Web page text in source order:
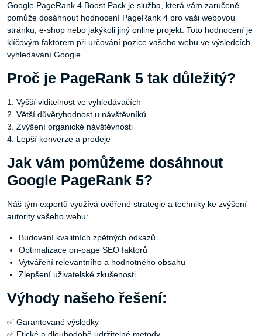
Google PageRank 4 Boost Pack je služba, která vám zaručeně
pomůže dosáhnout hodnocení PageRank 4 pro vaši webovou
stránku, e-shop nebo jakýkoli jiný online projekt. Toto hodnocení je
klíčovým faktorem při určování pozice vašeho webu ve výsledcích
vyhledávání Google.
Proč je PageRank 5 tak důležitý?
1. Vyšší viditelnost ve vyhledávačích
2. Větší důvěryhodnost u návštěvníků
3. Zvýšení organické návštěvnosti
4. Lepší konverze a prodeje
Jak vám pomůžeme dosáhnout
Google PageRank 5?
Náš tým expertů využívá ověřené strategie a techniky ke zvýšení
autority vašeho webu:
Budování kvalitních zpětných odkazů
Optimalizace on-page SEO faktorů
Vytváření relevantního a hodnotného obsahu
Zlepšení uživatelské zkušenosti
Výhody našeho řešení:
✅ Garantované výsledky